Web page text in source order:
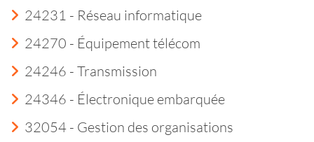
24231 - Réseau informatique
24270 - Équipement télécom
24246 - Transmission
24346 - Électronique embarquée
32054 - Gestion des organisations